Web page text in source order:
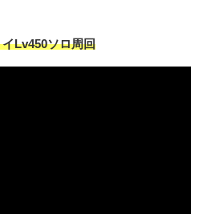
Lv450ソロ周回